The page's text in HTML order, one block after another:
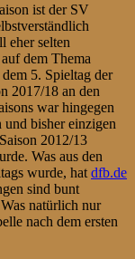
ist der SV
eher selten
dem Thema
5. Spieltag der
2017/18 an den
war hingegen
bisher einzigen
2012/13
Was aus den
wurde, hat dfb.de
sind bunt
natürlich nur
nach dem ersten